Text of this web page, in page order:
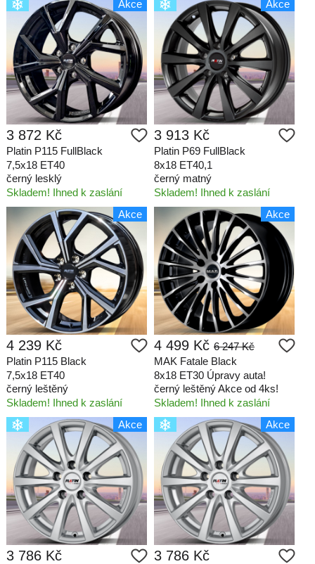
Akce
3 872 Kč
Platin P115 FullBlack
7,5x18 ET40
černý lesklý
Skladem! Ihned k zaslání
Akce
3 913 Kč
Platin P69 FullBlack
8x18 ET40,1
černý matný
Skladem! Ihned k zaslání
Akce
4 239 Kč
Platin P115 Black
7,5x18 ET40
černý leštěný
Skladem! Ihned k zaslání
Akce
4 499 Kč 6 247 Kč
MAK Fatale Black
8x18 ET30 Úpravy auta!
černý leštěný Akce od 4ks!
Skladem! Ihned k zaslání
Akce
3 786 Kč
Akce
3 786 Kč